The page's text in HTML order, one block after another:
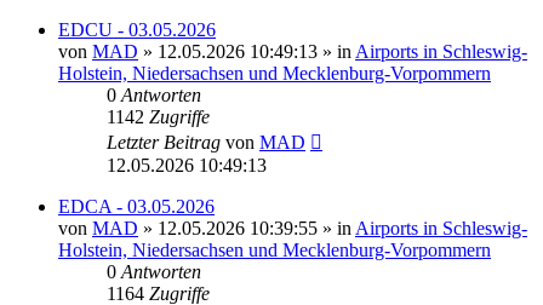
EDCU - 03.05.2026
von MAD » 12.05.2026 10:49:13 » in Airports in Schleswig-
Holstein, Niedersachsen und Mecklenburg-Vorpommern
0 Antworten
1142 Zugriffe
Letzter Beitrag von MAD
12.05.2026 10:49:13
EDCA - 03.05.2026
von MAD » 12.05.2026 10:39:55 » in Airports in Schleswig-
Holstein, Niedersachsen und Mecklenburg-Vorpommern
0 Antworten
1164 Zugriffe